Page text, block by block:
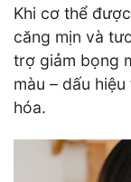
Khi cơ thể
căng mịn và
trợ giảm bọng
màu – dấu
hóa.